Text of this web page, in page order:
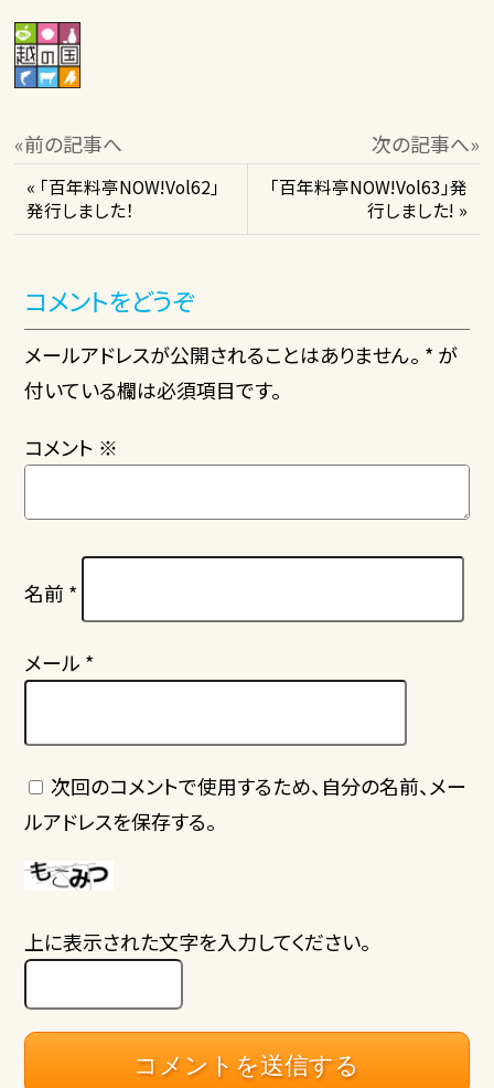
«前の記事へ 次の記事へ»
« 「百年料亭NOW!Vol62」
発行しました！
「百年料亭NOW!Vol63」発
行しました! »
コメントをどうぞ
メールアドレスが公開されることはありません。 * が
付いている欄は必須項目です。
コメント ※
名前 *
メール *
次回のコメントで使用するため、自分の名前、メー
ルアドレスを保存する。
上に表示された文字を入力してください。